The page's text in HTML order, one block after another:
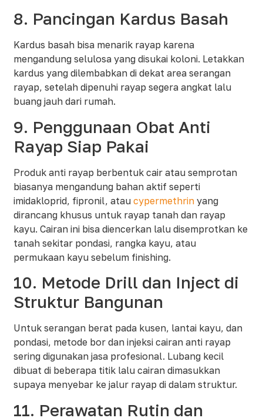
8. Pancingan Kardus Basah
Kardus basah bisa menarik rayap karena
mengandung selulosa yang disukai koloni. Letakkan
kardus yang dilembabkan di dekat area serangan
rayap, setelah dipenuhi rayap segera angkat lalu
buang jauh dari rumah.​
9. Penggunaan Obat Anti
Rayap Siap Pakai
Produk anti rayap berbentuk cair atau semprotan
biasanya mengandung bahan aktif seperti
imidakloprid, fipronil, ataucypermethrin yang
dirancang khusus untuk rayap tanah dan rayap
kayu. Cairan ini bisa diencerkan lalu disemprotkan ke
tanah sekitar pondasi, rangka kayu, atau
permukaan kayu sebelum finishing.​
10. Metode Drill dan Inject di
Struktur Bangunan
Untuk serangan berat pada kusen, lantai kayu, dan
pondasi, metode bor dan injeksi cairan anti rayap
sering digunakan jasa profesional. Lubang kecil
dibuat di beberapa titik lalu cairan dimasukkan
supaya menyebar ke jalur rayap di dalam struktur.​
11. Perawatan Rutin dan